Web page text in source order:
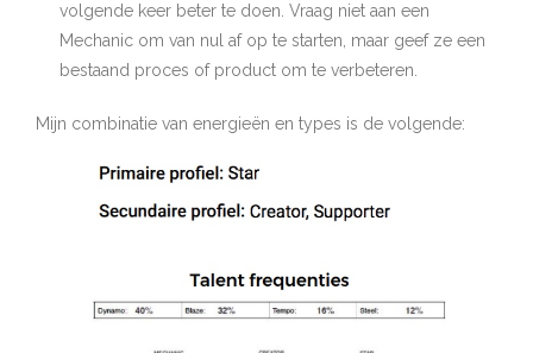
volgende keer beter te doen. Vraag niet aan een
Mechanic om van nul af op te starten, maar geef ze een
bestaand proces of product om te verbeteren.
Mijn combinatie van energieën en types is de volgende: